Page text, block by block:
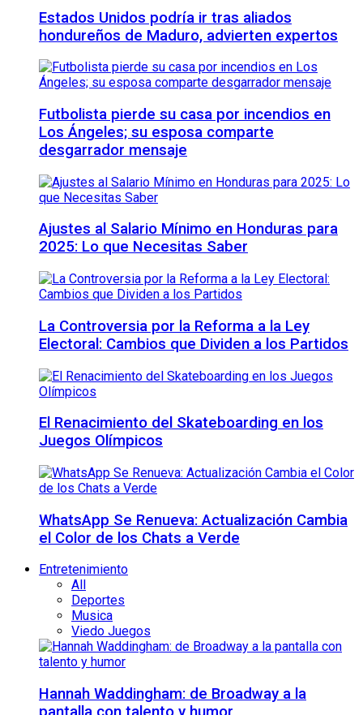
Estados Unidos podría ir tras aliados
hondureños de Maduro, advierten expertos
Futbolista pierde su casa por incendios en
Los Ángeles; su esposa comparte
desgarrador mensaje
Ajustes al Salario Mínimo en Honduras para
2025: Lo que Necesitas Saber
La Controversia por la Reforma a la Ley
Electoral: Cambios que Dividen a los Partidos
El Renacimiento del Skateboarding en los
Juegos Olímpicos
WhatsApp Se Renueva: Actualización Cambia
el Color de los Chats a Verde
Entretenimiento
All
Deportes
Musica
Viedo Juegos
Hannah Waddingham: de Broadway a la